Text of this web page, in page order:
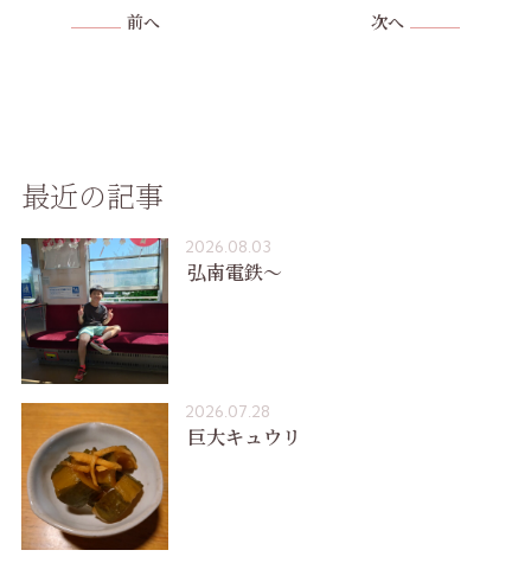
前へ 次へ
最近の記事
2026.08.03
弘南電鉄〜
2026.07.28
巨大キュウリ